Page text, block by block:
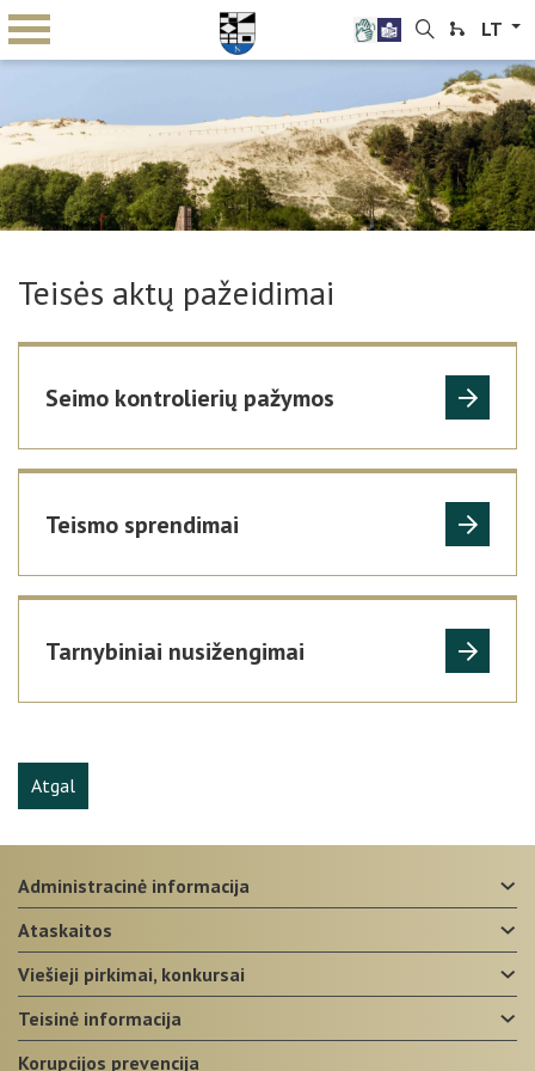
Teisės aktų pažeidimai
Seimo kontrolierių pažymos
Teismo sprendimai
Tarnybiniai nusižengimai
Atgal
administracinė informacija
ataskaitos
viešieji pirkimai, konkursai
teisinė informacija
korupcijos prevencija
LT